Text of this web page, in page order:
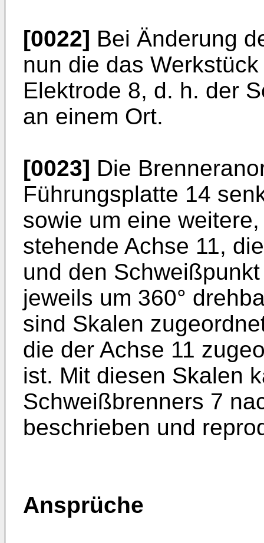
[0022] Bei Änderung
nun die das
Elektrode 8, d. h. der
an einem Ort.
[0023] Die
Führungsplatte 14
sowie um eine
stehende Achse 11,
und den
jeweils um 360°
sind Skalen
die der Achse 11
ist. Mit diesen Skalen
Schweißbrenners 7
beschrieben und
Ansprüche